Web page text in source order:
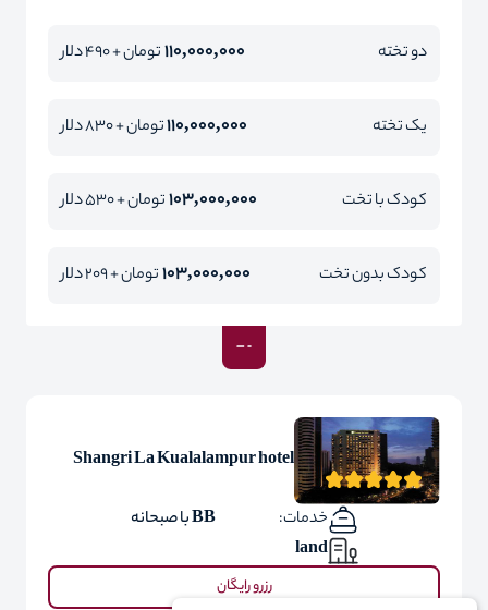
دو تخته 110,000,000تومان + 490 دلار
یک تخته 110,000,000تومان + 830 دلار
کودک با تخت 103,000,000تومان + 530 دلار
کودک بدون تخت 103,000,000تومان + 209 دلار
Shangri La Kualalampur hotel
خدمات:
BB با صبحانه
land
رزرو رایگان